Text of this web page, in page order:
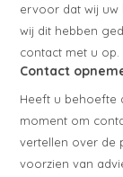
ervoor dat wij uw
wij dit hebben
contact met u op.
Contact
Heeft u behoefte
moment om
vertellen over de
voorzien van